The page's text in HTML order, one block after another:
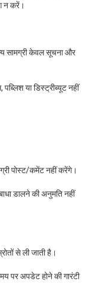
न करें।
सामग्री केवल सूचना और
पब्लिश या डिस्ट्रीब्यूट नहीं
पोस्ट/कमेंट नहीं करेंगे।
डालने की अनुमति नहीं
से ली जाती है।
पर अपडेट होने की गारंटी